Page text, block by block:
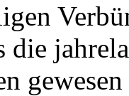
die